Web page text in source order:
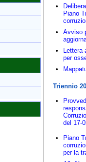
Piano
Avviso
Lettera
per
Triennio
del 17-
Piano
per la